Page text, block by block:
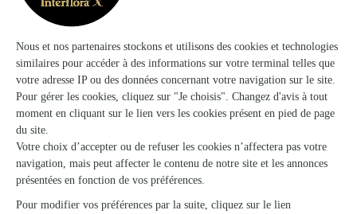
Eppeville
★
36 avenue André Delorme
Voir la boutique